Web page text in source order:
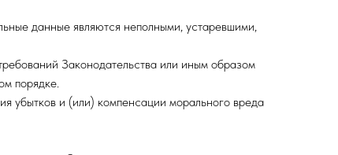
данные являются неполными, устаревшими,
Законодательства или иным образом
порядке.
убытков и (или) компенсации морального вреда